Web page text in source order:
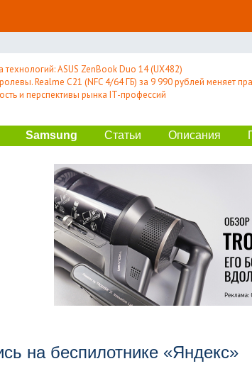
ASUS ZenBook Duo 14 (UX482)
Realme C21 (NFC 4/64 ГБ) за 9 990 рублей меняет
и перспективы рынка IT-профессий
Samsung Статьи Описания
на беспилотнике «Яндекс»